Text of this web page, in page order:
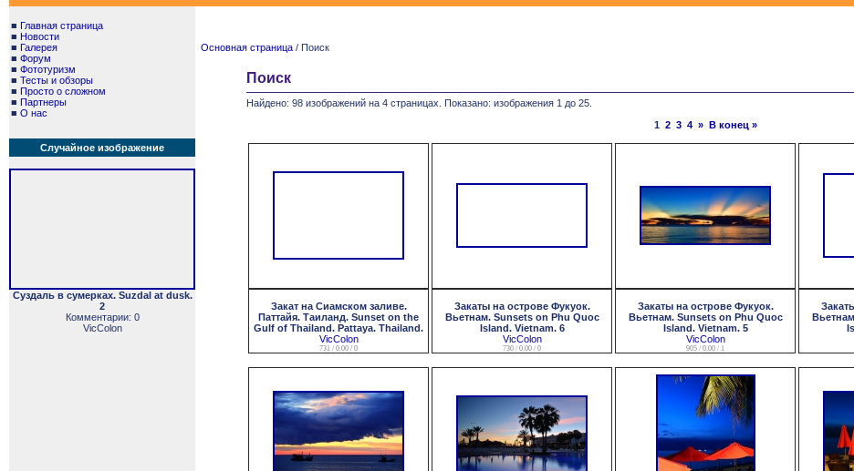
■ Главная страница
■ Новости
■ Галерея
■ Форум
■ Фототуризм
■ Тесты и обзоры
■ Просто о сложном
■ Партнеры
■ О нас
Случайное изображение
Суздаль в сумерках. Suzdal at dusk.
2
Комментарии: 0
VicColon
Основная страница / Поиск
Поиск
Найдено: 98 изображений на 4 страницах. Показано: изображения 1 до 25.
1 2 3 4 » В конец »
Закат на Сиамском заливе.
Паттайя. Таиланд. Sunset on the
Gulf of Thailand. Pattaya. Thailand.
VicColon
731 / 0.00 / 0
Закаты на острове Фукуок.
Вьетнам. Sunsets on Phu Quoc
Island. Vietnam. 6
VicColon
730 / 0.00 / 0
Закаты на острове Фукуок.
Вьетнам. Sunsets on Phu Quoc
Island. Vietnam. 5
VicColon
905 / 0.00 / 1